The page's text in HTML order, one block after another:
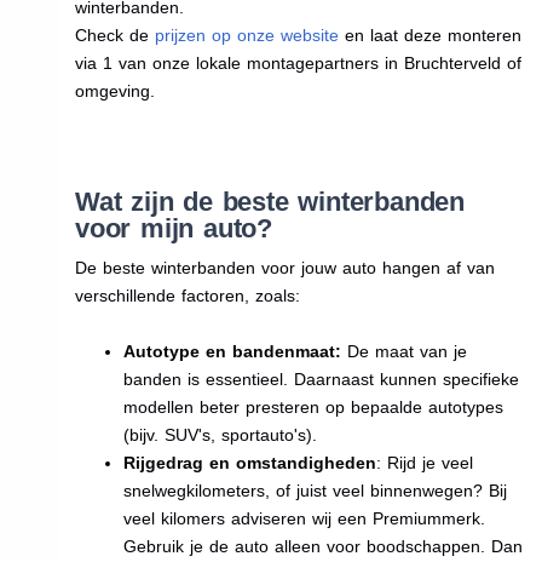
winterbanden.
Check de prijzen op onze websiteen laat deze monteren
via 1 van onze lokale montagepartners in Bruchterveld of
omgeving.
Wat zijn de beste winterbanden
voor mijn auto?
De beste winterbanden voor jouw auto hangen af van
verschillende factoren, zoals:
Autotype en bandenmaat: De maat van je
banden is essentieel. Daarnaast kunnen specifieke
modellen beter presteren op bepaalde autotypes
(bijv. SUV's, sportauto's).
Rijgedrag en omstandigheden: Rijd je veel
snelwegkilometers, of juist veel binnenwegen? Bij
veel kilomers adviseren wij een Premiummerk.
Gebruik je de auto alleen voor boodschappen. Dan